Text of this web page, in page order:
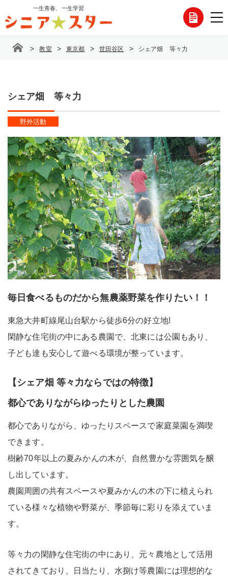
テ
一生青春、一生学習
各
わ
せ
> 教室 > 東京都 > 世田谷区 > シェア畑 等々力
シェア畑 等々力
野外活動
毎日食べるものだから無農薬野菜を作りたい！！
東急大井町線尾山台駅から徒歩6分の好立地!
閑静な住宅街の中にある農園で、北東には公園もあり、
子ども達も安心して遊べる環境が整っています。
【シェア畑 等々力ならではの特徴】
都心でありながらゆったりとした農園
都心でありながら、ゆったりスペースで家庭菜園を満喫
できます。
樹齢70年以上の夏みかんの木が、自然豊かな雰囲気を醸
し出しています。
農園周囲の共有スペースや夏みかんの木の下に植えられ
ている様々な植物や野菜が、季節毎に彩りを添えていま
す。
等々力の閑静な住宅街の中にあり、元々農地として活用
されてきており、日当たり、水捌け等農園には理想的な